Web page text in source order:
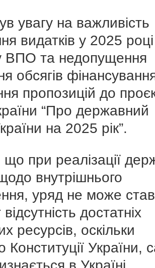
увагу на важливість
видатків у 2025
ВПО та недопущення
обсягів
пропозицій до
“Про державний
на 2025 рік”.
що при реалізації
внутрішнього
уряд не може
достатніх
ресурсів, оскільки
Конституції України,